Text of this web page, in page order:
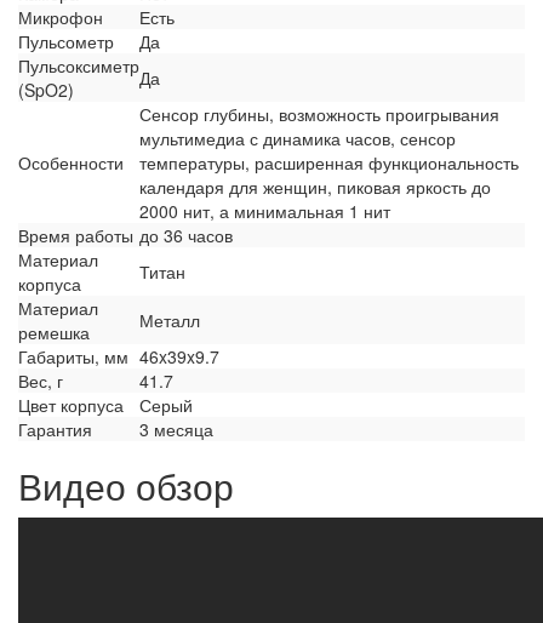
Микрофон
Есть
Пульсометр
Да
Пульсоксиметр
(SpO2)
Да
Особенности
Сенсор глубины, возможность проигрывания
мультимедиа с динамика часов, сенсор
температуры, расширенная функциональность
календаря для женщин, пиковая яркость до
2000 нит, а минимальная 1 нит
Время работы до 36 часов
Материал
корпуса
Титан
Материал
ремешка
Металл
Габариты, мм 46x39x9.7
Вес, г
41.7
Цвет корпуса
Серый
Гарантия
3 месяца
Видео обзор